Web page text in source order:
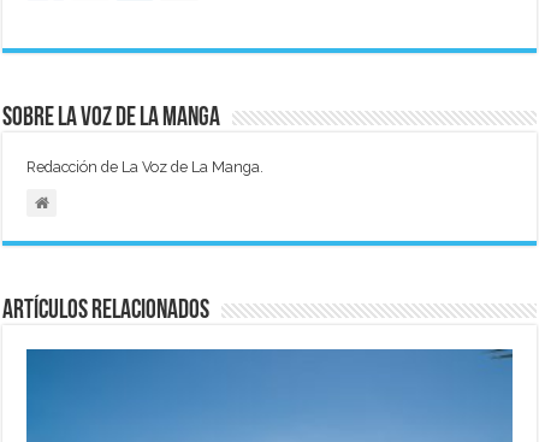
Sobre La Voz de La Manga
Redacción de La Voz de La Manga.
Artículos relacionados